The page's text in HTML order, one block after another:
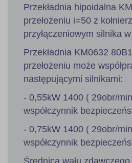
Przekładnia hipoidalna
przełożeniu i=50 z
przyłączeniowym silnika
Przekładnia KM0632
przełożeniu może
następującymi silnikami:
- 0,55kW 1400 ( 29obr/
współczynnik
- 0,75kW 1400 ( 29obr/
współczynnik
Średnica wału zdawczego